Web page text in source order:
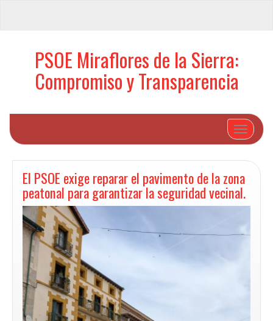
PSOE Miraflores de la Sierra:
Compromiso y Transparencia
Cambiar
El PSOE exige reparar el pavimento de la zona
peatonal para garantizar la seguridad vecinal.